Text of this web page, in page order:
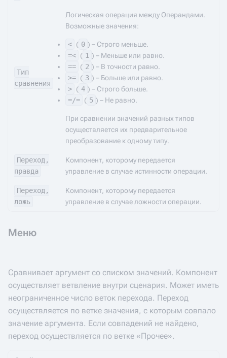
Тип
сравнения
Логическая операция между Операндами.
Возможные значения:
< ( 0 ) – Строго меньше.
=< ( 1 ) – Меньше или равно.
== ( 2 ) – В точности равно.
>= ( 3 ) – Больше или равно.
> ( 4 ) – Строго больше.
=/= ( 5 ) – Не равно.
При сравнении значений разных типов
осуществляется их предварительное
преобразование к одному типу.
Переход,
правда
Компонент, которому передается
управление в случае истинности операции.
Переход,
ложь
Компонент, которому передается
управление в случае ложности операции.
Меню
Сравнивает аргумент со списком значений. Компонент
осуществляет ветвление внутри сценария. Может иметь
неограниченное число веток перехода. Переход
осуществляется по ветке значения, с которым совпало
значение аргумента. Если совпадений не найдено,
переход осуществляется по ветке «Прочее».